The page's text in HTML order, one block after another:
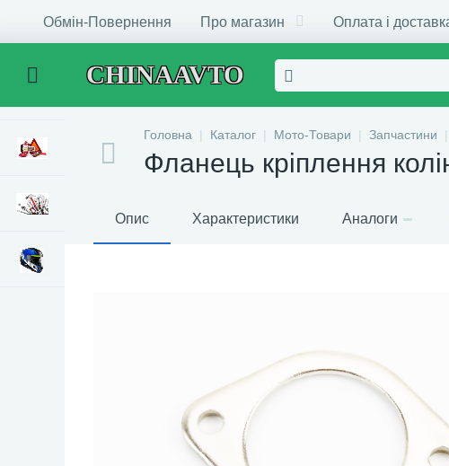
Обмін-Повернення Про магазин Оплата і
CHINAAVTO
Головна Каталог Мото-Товари Запчастини
Фланець кріплення
Опис Характеристики Аналоги